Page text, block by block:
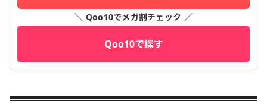
＼ Qoo10でメガ割チェック ／
Qoo10で探す